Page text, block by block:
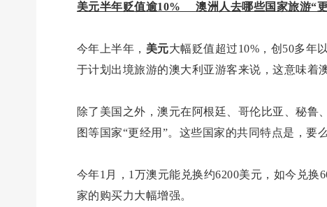
美元半年贬值逾10% 澳洲人去哪些国家旅游“
今年上半年， 美元大幅贬值超过10%，创50多年
于计划出境旅游的澳大利亚游客来说，这意味着
除了美国之外，澳元在阿根廷、哥伦比亚、秘
图等国家“更经用”。这些国家的共同特点是，要
今年1月，1万澳元能兑换约6200美元，如今兑换
家的购买力大幅增强。